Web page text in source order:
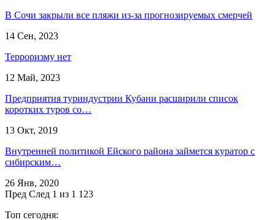
В Сочи закрыли все пляжи из-за прогнозируемых смерчей
14 Сен, 2023
Терроризму нет
12 Май, 2023
Предприятия туриндустрии Кубани расширили список
коротких туров со…
13 Окт, 2019
Внутренней политикой Ейского района займется куратор с
сибирским…
26 Янв, 2020
Пред След 1 из 1 123
Топ сегодня: